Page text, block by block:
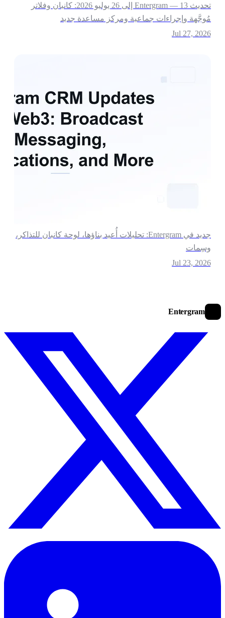
تحديث Entergram — 13 إلى 26 يوليو 2026: كانبان وفلاتر
وإجراءات جماعية ومركز مساعدة جديد
Jul 27,
جديد في Entergram: تحليلات أُعيد بناؤها، لوحة كانبان للتذاكر،
Jul 23,
Entergram